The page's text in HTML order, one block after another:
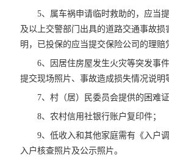
5、属车祸申请临时救助的，应当
及以上交警部门出具的道路交通事故损
明，已投保的应当提交保险公司的理赔
6、因居住房屋发生火灾等突发事
提交现场照片、事故造成损失情况说明
7、村（居）民委员会提供的困难证
8、农村信用社银行账户复印件；
9、低收入和其他家庭需有《入户
入户核查照片及公示照片。